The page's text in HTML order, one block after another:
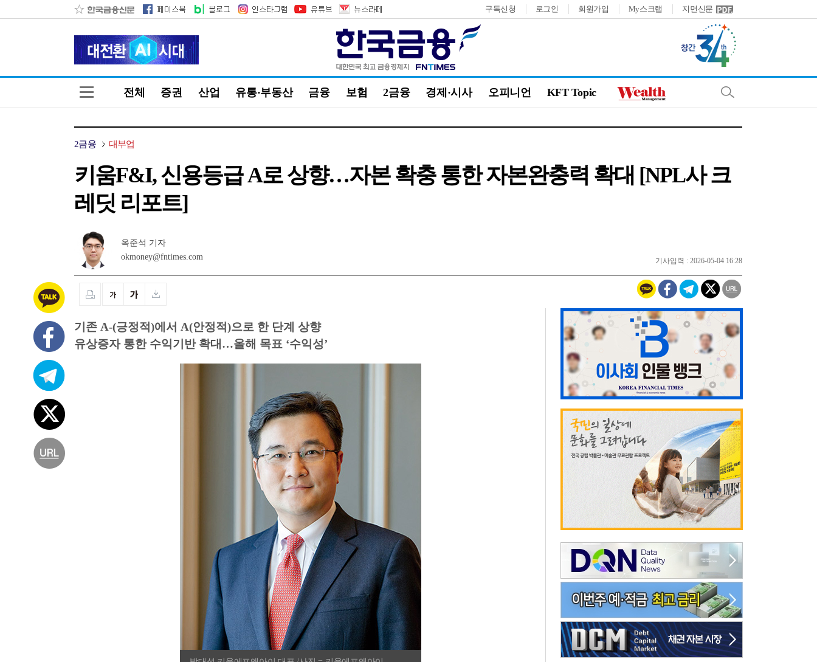
구독신청 로그인 회원가입 My스크랩 지면신문
전체 증권 산업 유통·부동산 금융 보험 2금융 경제·시사 오피니언 KFT Topic
2금융 대부업
키움F&I, 신용등급 A로 상향…자본 확충 통한 자본완충력 확대 [NPL사 크
레딧 리포트]
옥준석 기자
okmoney@fntimes.com
기사입력 : 2026-05-04 16:28
기존 A-(긍정적)에서 A(안정적)으로 한 단계 상향
유상증자 통한 수익기반 확대…올해 목표 ‘수익성’